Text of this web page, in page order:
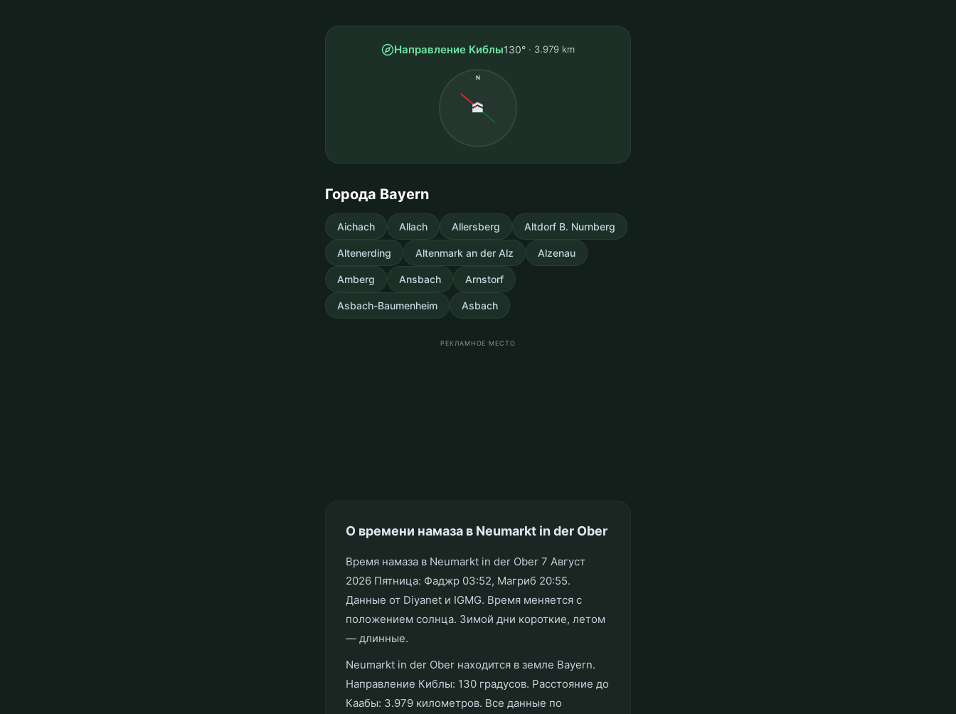
Направление Киблы130° 3.979 km
N
🕋
Города Bayern
Aichach Allach Allersberg Altdorf B. Nurnberg
Altenerding Altenmark an der Alz Alzenau
Amberg Ansbach Arnstorf
Asbach-Baumenheim Asbach
РЕКЛАМНОЕ МЕСТО
О времени намаза в Neumarkt in der Ober
Время намаза в Neumarkt in der Ober 7 Август
2026 Пятница: Фаджр 03:52, Магриб 20:55.
Данные от Diyanet и IGMG. Время меняется с
положением солнца. Зимой дни короткие, летом
— длинные.
Neumarkt in der Ober находится в земле Bayern.
Направление Киблы: 130 градусов. Расстояние до
Каабы: 3.979 километров. Все данные по